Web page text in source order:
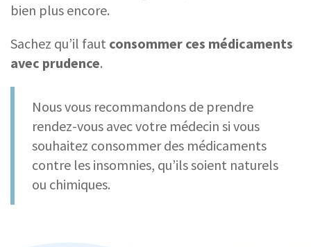
bien plus encore.
Sachez qu’il faut consommer ces médicaments
avec prudence.
Nous vous recommandons de prendre
rendez-vous avec votre médecin si vous
souhaitez consommer des médicaments
contre les insomnies, qu’ils soient naturels
ou chimiques.